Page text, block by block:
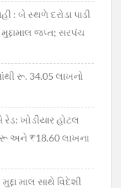
: બે સ્થળે દરોડા પાડી
જપ્ત; સરપંચ
રૂ. 34.05 લાખનો
ખોડીયાર હોટલ
અને ₹18.60 લાખના
માલ સાથે વિદેશી